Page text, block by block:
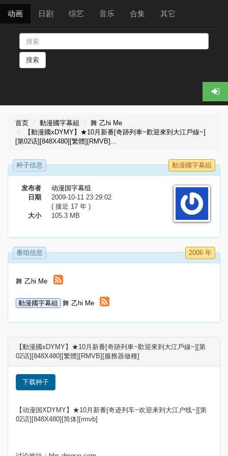
动画 日剧 综艺 音乐 合集 其它
搜索
首页 動漫國字幕組
舞 乙hi Me
【動漫國xDYMY】★10月新番[奇跡列車~歡迎來到大江戶線~]
[第02话][848X480][繁體][RMVB]...
种子信息 動漫國字幕組
发布者
动漫国字幕组
日期
2009-10-11 23:29:02
( 接近 17 年 )
大小
105.3 MB
番组信息 2006 年
舞 乙hi Me
動漫國字幕組 舞 乙hi Me
【動漫國xDYMY】★10月新番[奇跡列車~歡迎來到大江戶線~][第
02话][848X480][繁體][RMVB][服務器做種]
下载种子
【动漫国XDYMY】★10月新番[奇迹列车~欢迎来到大江户线~][第
02话][848X480][简体][rmvb]